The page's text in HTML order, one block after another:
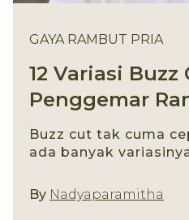
GAYA RAMBUT PRIA
12 Variasi
Penggemar
Buzz cut tak cuma
ada banyak
By Nadyaparamitha